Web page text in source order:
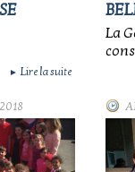
► Lire la suite
La